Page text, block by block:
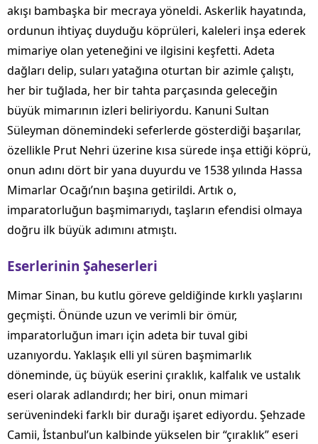
akışı bambaşka bir mecraya yöneldi. Askerlik hayatında,
ordunun ihtiyaç duyduğu köprüleri, kaleleri inşa ederek
mimariye olan yeteneğini ve ilgisini keşfetti. Adeta
dağları delip, suları yatağına oturtan bir azimle çalıştı,
her bir tuğlada, her bir tahta parçasında geleceğin
büyük mimarının izleri beliriyordu. Kanuni Sultan
Süleyman dönemindeki seferlerde gösterdiği başarılar,
özellikle Prut Nehri üzerine kısa sürede inşa ettiği köprü,
onun adını dört bir yana duyurdu ve 1538 yılında Hassa
Mimarlar Ocağı’nın başına getirildi. Artık o,
imparatorluğun başmimarıydı, taşların efendisi olmaya
doğru ilk büyük adımını atmıştı.
Eserlerinin Şaheserleri
Mimar Sinan, bu kutlu göreve geldiğinde kırklı yaşlarını
geçmişti. Önünde uzun ve verimli bir ömür,
imparatorluğun imarı için adeta bir tuval gibi
uzanıyordu. Yaklaşık elli yıl süren başmimarlık
döneminde, üç büyük eserini çıraklık, kalfalık ve ustalık
eseri olarak adlandırdı; her biri, onun mimari
serüvenindeki farklı bir durağı işaret ediyordu. Şehzade
Camii, İstanbul’un kalbinde yükselen bir “çıraklık” eseri